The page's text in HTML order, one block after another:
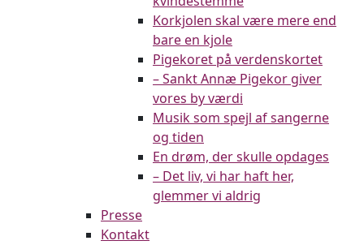
Korkjolen skal være mere end
bare en kjole
Pigekoret på verdenskortet
– Sankt Annæ Pigekor giver
vores by værdi
Musik som spejl af sangerne
og tiden
En drøm, der skulle opdages
– Det liv, vi har haft her,
glemmer vi aldrig
Presse
Kontakt